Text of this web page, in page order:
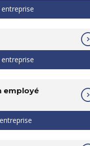
employé